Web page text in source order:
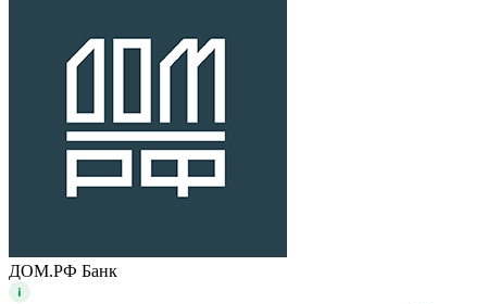
ДОМ.РФ Банк